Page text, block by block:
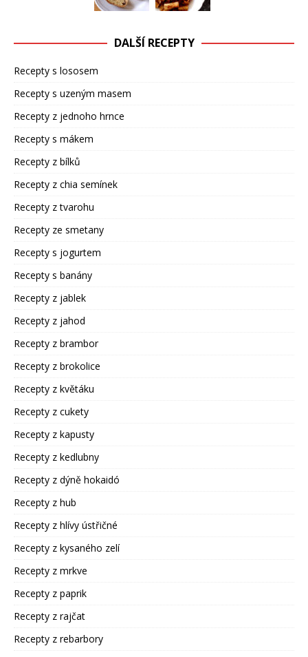
DALŠÍ RECEPTY
Recepty s lososem
Recepty s uzeným masem
Recepty z jednoho hrnce
Recepty s mákem
Recepty z bílků
Recepty z chia semínek
Recepty z tvarohu
Recepty ze smetany
Recepty s jogurtem
Recepty s banány
Recepty z jablek
Recepty z jahod
Recepty z brambor
Recepty z brokolice
Recepty z květáku
Recepty z cukety
Recepty z kapusty
Recepty z kedlubny
Recepty z dýně hokaidó
Recepty z hub
Recepty z hlívy ústřičné
Recepty z kysaného zelí
Recepty z mrkve
Recepty z paprik
Recepty z rajčat
Recepty z rebarbory